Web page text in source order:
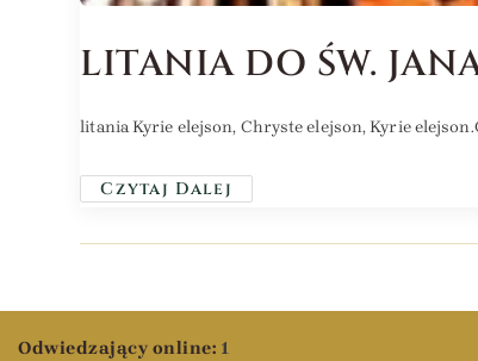
LITANIA DO ŚW.
litania Kyrie elejson, Chryste elejson, Kyrie
Czytaj Dalej
Odwiedzający online: 1